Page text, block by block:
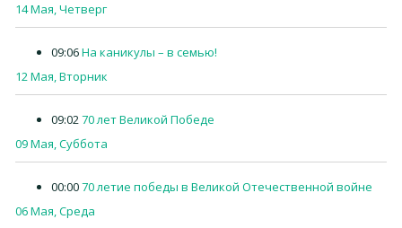
14 Мая, Четверг
09:06На каникулы – в семью!
12 Мая, Вторник
09:0270 лет Великой Победе
09 Мая, Суббота
00:0070 летие победы в Великой Отечественной войне
06 Мая, Среда